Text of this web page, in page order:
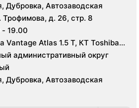
Дубровка, Автозаводская
Трофимова, д. 26, стр. 8
- 19.00
Vantage Atlas 1.5 Т, КТ Toshiba
УЗИ GE Voluson E8, GE Vivid 9
административный округ
Дубровка, Автозаводская